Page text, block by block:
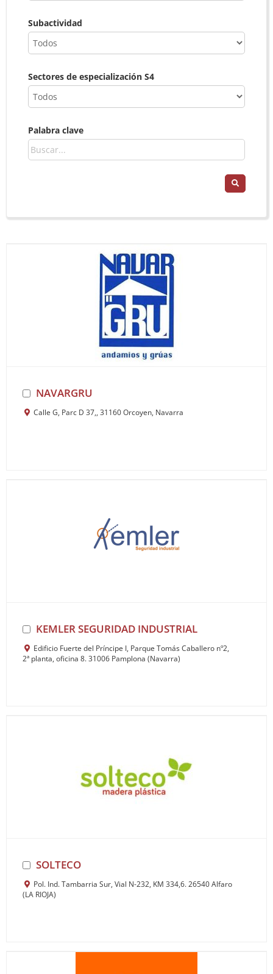
Subactividad
Sectores de especialización S4
Palabra clave
NAVARGRU
Calle G, Parc D 37,, 31160 Orcoyen, Navarra
KEMLER SEGURIDAD INDUSTRIAL
Edificio Fuerte del Príncipe I, Parque Tomás Caballero nº2,
2ª planta, oficina 8. 31006 Pamplona (Navarra)
SOLTECO
Pol. Ind. Tambarria Sur, Vial N-232, KM 334,6. 26540 Alfaro
(LA RIOJA)